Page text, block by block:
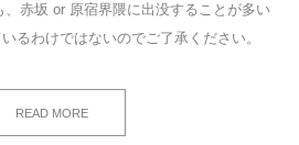
赤坂 or 原宿界隈に出没することが多い
るわけではないのでご了承ください。
READ MORE